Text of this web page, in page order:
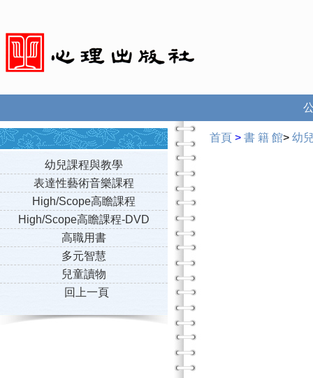
幼兒課程與教學
表達性藝術音樂課程
High/Scope高瞻課程
High/Scope高瞻課程-DVD
高職用書
多元智慧
兒童讀物
回上一頁
首頁 > 書 籍 館> 幼